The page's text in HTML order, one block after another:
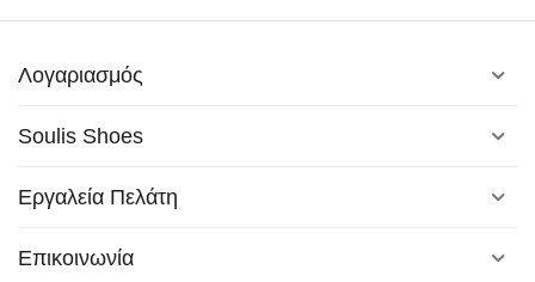
Λογαριασμός
Soulis Shoes
Εργαλεία Πελάτη
Επικοινωνία